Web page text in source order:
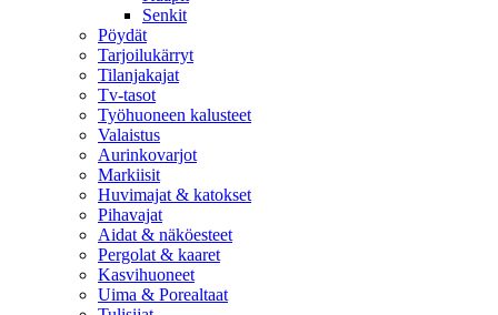
Senkit
Pöydät
Tarjoilukärryt
Tilanjakajat
Tv-tasot
Työhuoneen kalusteet
Valaistus
Aurinkovarjot
Markiisit
Huvimajat & katokset
Pihavajat
Aidat & näköesteet
Pergolat & kaaret
Kasvihuoneet
Uima & Porealtaat